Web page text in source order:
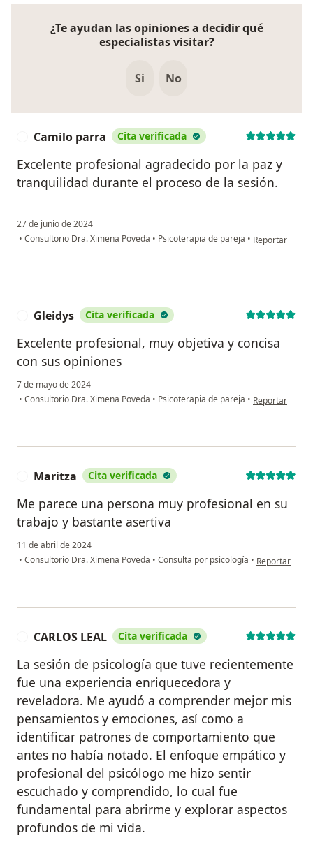
¿Te ayudan las opiniones a decidir qué
especialistas visitar?
Si No
Camilo parra Cita verificada
Excelente profesional agradecido por la paz y
tranquilidad durante el proceso de la sesión.
27 de junio de 2024
• Consultorio Dra. Ximena Poveda • Psicoterapia de pareja • en opinión del
Reportar
Gleidys Cita verificada
Excelente profesional, muy objetiva y concisa
con sus opiniones
7 de mayo de 2024
• Consultorio Dra. Ximena Poveda • Psicoterapia de pareja • en opinión del
Reportar
Maritza Cita verificada
Me parece una persona muy profesional en su
trabajo y bastante asertiva
11 de abril de 2024
• Consultorio Dra. Ximena Poveda • Consulta por psicología • en opinión
Reportar
CARLOS LEAL Cita verificada
La sesión de psicología que tuve recientemente
fue una experiencia enriquecedora y
reveladora. Me ayudó a comprender mejor mis
pensamientos y emociones, así como a
identificar patrones de comportamiento que
antes no había notado. El enfoque empático y
profesional del psicólogo me hizo sentir
escuchado y comprendido, lo cual fue
fundamental para abrirme y explorar aspectos
profundos de mi vida.